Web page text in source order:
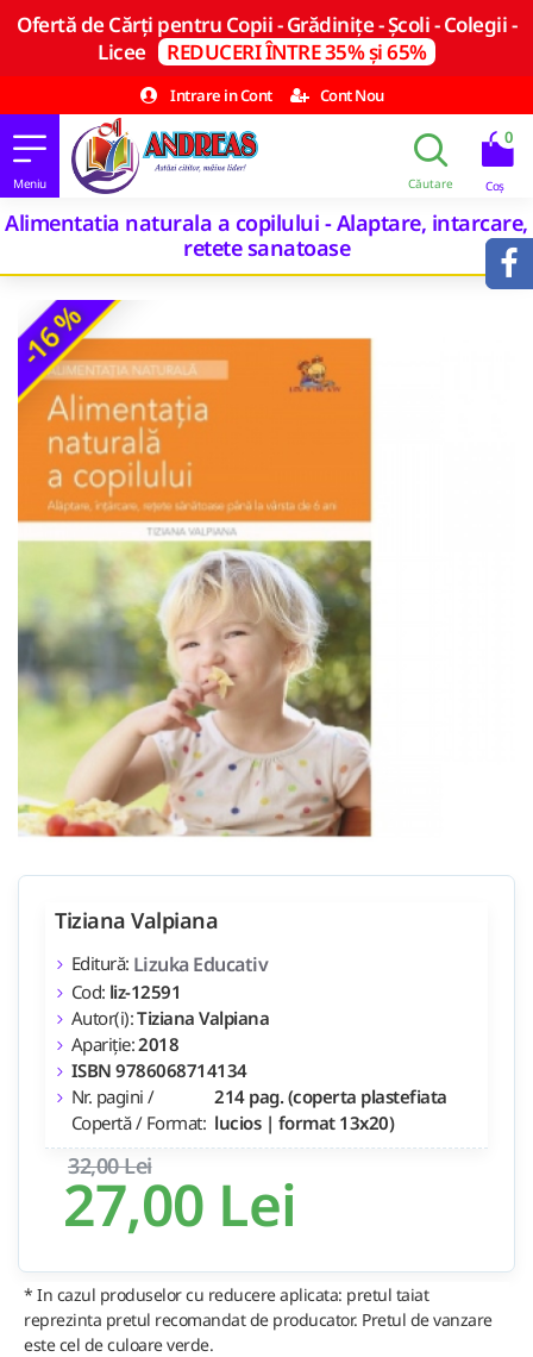
Ofertă de Cărți pentru Copii - Grădinițe - Școli - Colegii -
Licee REDUCERI ÎNTRE 35% și 65%
Intrare in Cont
Cont Nou
0
Alimentatia naturala a copilului - Alaptare, intarcare,
retete sanatoase
-16 %
27,00 Lei
32,00 Lei
Tiziana Valpiana
Editură: Lizuka Educativ
Cod: liz-12591
Autor(i):Tiziana Valpiana
Apariție:2018
ISBN 9786068714134
Nr. pagini /
Copertă / Format:
214 pag. (coperta plastefiata
lucios | format 13x20)
* In cazul produselor cu reducere aplicata: pretul taiat
reprezinta pretul recomandat de producator. Pretul de vanzare
este cel de culoare verde.